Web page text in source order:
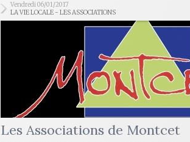
Vendredi 06/01/2017
LA VIE LOCALE - LES ASSOCIATIONS
Les Associations de Montcet